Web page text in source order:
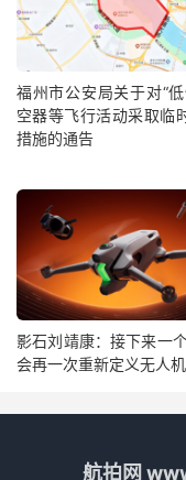
福州市公安局关于对“
空器等飞行活动采取临
措施的通告
影石刘靖康：接下来一
会再一次重新定义无人机
航拍网